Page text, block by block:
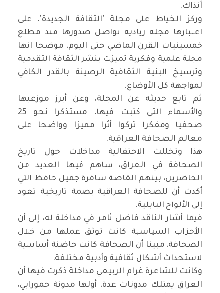
آنذاك.
وركز الخياط على مجلة "الثقافة الجديدة"، على
اعتبارها مجلة ريادية تواصل صدورها منذ مطلع
خمسينيات القرن الماضي حتى اليوم، موضحا انها
مجلة علمية وفكرية تميزت بنشر الثقافة التقدمية
وترسيخ البنية الثقافية الرصينة بالقدر الكافي
لمواجهة كل الأوضاع.
ثم تابع حديثه عن المجلة، وعن أبرز موزعيها
والأسماء التي كتبت فيها، مستذكرا نحو 25
صحفيا ومفكرا تركوا أثرا مميزا وواضحا على
معالم الصحافة العراقية.
هذا وتخللت الاحتفالية مداخلات حول تاريخ
الصحافة في العراق، ساهم فيها العديد من
الحاضرين، بينهم القاصة سافرة جميل حافظ التي
أكدت أن للصحافة العراقية بصمة تاريخية تعود
إلى الألواح البابلية.
فيما أشار الناقد فاضل ثامر في مداخلة له، إلى أن
الأحزاب السياسية كانت توثق عملها من خلال
الصحافة، مبينا أن الصحافة كانت حاضنة أساسية
لاستحداث أشكال ثقافية وأدبية مختلفة.
وكانت للشاعرة غرام الربيعي مداخلة ذكرت فيها أن
العراق يمتلك مدونات عدة، أولها مدونة حمورابي،